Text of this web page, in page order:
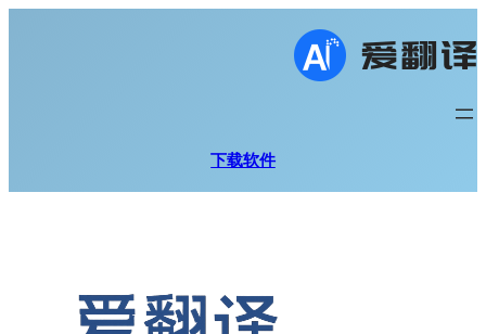
下载软件